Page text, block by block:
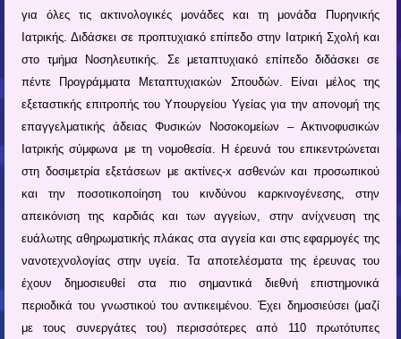
για όλες τις ακτινολογικές μονάδες και τη μονάδα Πυρηνικής
Ιατρικής. Διδάσκει σε προπτυχιακό επίπεδο στην Ιατρική Σχολή και
στο τμήμα Νοσηλευτικής. Σε μεταπτυχιακό επίπεδο διδάσκει σε
πέντε Προγράμματα Μεταπτυχιακών Σπουδών. Είναι μέλος της
εξεταστικής επιτροπής του Υπουργείου Υγείας για την απονομή της
επαγγελματικής άδειας Φυσικών Νοσοκομείων – Ακτινοφυσικών
Ιατρικής σύμφωνα με τη νομοθεσία. Η έρευνά του επικεντρώνεται
στη δοσιμετρία εξετάσεων με ακτίνες-x ασθενών και προσωπικού
και την ποσοτικοποίηση του κινδύνου καρκινογένεσης, στην
απεικόνιση της καρδιάς και των αγγείων, στην ανίχνευση της
ευάλωτης αθηρωματικής πλάκας στα αγγεία και στις εφαρμογές της
νανοτεχνολογίας στην υγεία. Τα αποτελέσματα της έρευνας του
έχουν δημοσιευθεί στα πιο σημαντικά διεθνή επιστημονικά
περιοδικά του γνωστικού του αντικειμένου. Έχει δημοσιεύσει (μαζί
με τους συνεργάτες του) περισσότερες από 110 πρωτότυπες